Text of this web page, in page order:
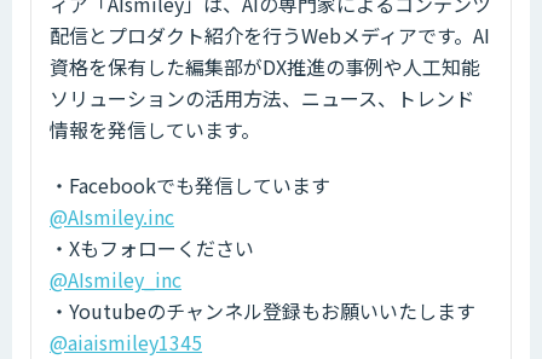
配信とプロダクト紹介を行うWebメディアです。AI
資格を保有した編集部がDX推進の事例や人工知能
ソリューションの活用方法、ニュース、トレンド
情報を発信しています。
・Facebookでも発信しています
@AIsmiley.inc
・Xもフォローください
@AIsmiley_inc
・Youtubeのチャンネル登録もお願いいたします
@aiaismiley1345